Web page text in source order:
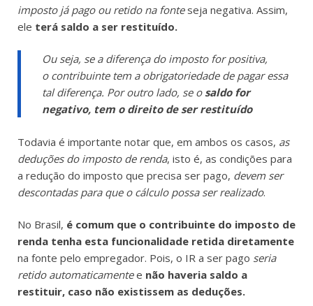
imposto já pago ou retido na fonteseja negativa. Assim,
ele terá saldo a ser restituído.
Ou seja, se a diferença do imposto for positiva,
o contribuinte tem a obrigatoriedade de pagaressa
tal diferença. Por outro lado, se o saldo for
negativo, tem o direito de ser restituído
Todavia é importante notar que, em ambos os casos, as
deduções do imposto de renda, isto é, as condições para
a redução do imposto que precisa ser pago, devem ser
descontadas para que o cálculo possa ser realizado.
No Brasil, é comum que o contribuinte do imposto de
renda tenha esta funcionalidade retida diretamente
na fonte pelo empregador. Pois, o IR a ser pago seria
retido automaticamentee não haveria saldo a
restituir, caso não existissem as deduções.